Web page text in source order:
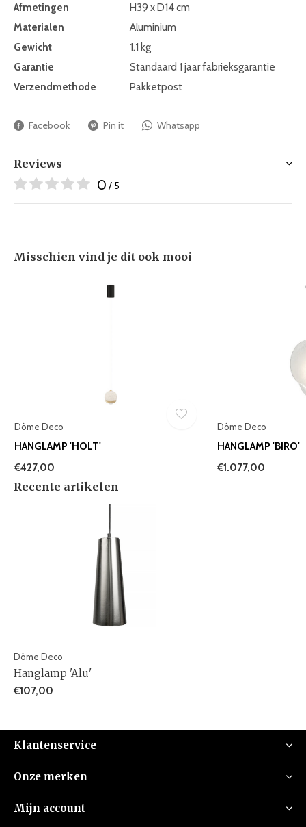
Afmetingen
H39 x D14 cm
Materialen
Aluminium
Gewicht
1.1 kg
Garantie
Standaard 1 jaar fabrieksgarantie
Verzendmethode
Pakketpost
Facebook Pin it Whatsapp
Reviews
0 / 5
Misschien vind je dit ook mooi
Dôme Deco
HANGLAMP 'HOLT'
€427,00
Dôme Deco
HANGLAMP 'BIRO'
€1.077,00
Recente artikelen
Dôme Deco
Hanglamp 'Alu'
€107,00
Klantenservice
Onze merken
Mijn account